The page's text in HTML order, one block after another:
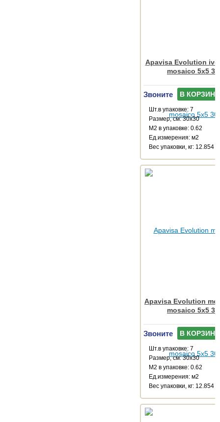
Apavisa Evolution
mosaico 5x5
Звоните В КОРЗИНУ
Шт.в упаковке: 7
Размер, см: 30x30
М2 в упаковке: 0.62
Ед.измерения: м2
Веc упаковки, кг: 12.854
Apavisa Evolution
mosaico 5x5
Звоните В КОРЗИНУ
Шт.в упаковке: 7
Размер, см: 30x30
М2 в упаковке: 0.62
Ед.измерения: м2
Веc упаковки, кг: 12.854